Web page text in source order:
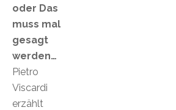
oder Das
muss mal
gesagt
werden…
Pietro
Viscardi
erzählt